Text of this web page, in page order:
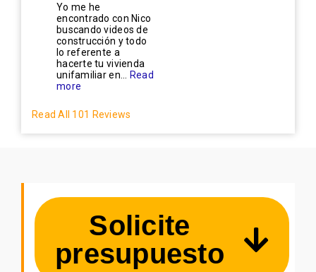
Yo me he
encontrado con Nico
buscando videos de
construcción y todo
lo referente a
hacerte tu vivienda
unifamiliar en...
Read
more
Read All 101 Reviews
Solicite
presupuesto